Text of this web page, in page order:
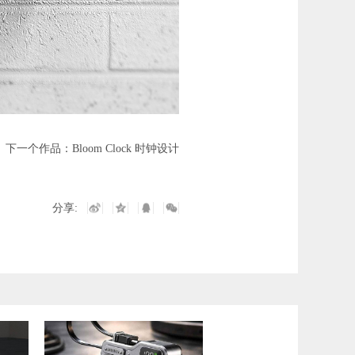
下一个作品： Bloom Clock 时钟设计
分享: